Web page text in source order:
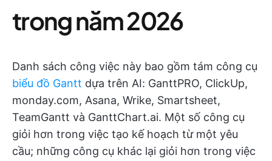
trong năm 2026
Danh sách công việc này bao gồm tám công cụ
biểu đồ Gantt dựa trên AI: GanttPRO, ClickUp,
monday.com, Asana, Wrike, Smartsheet,
TeamGantt và GanttChart.ai. Một số công cụ
giỏi hơn trong việc tạo kế hoạch từ một yêu
cầu; những công cụ khác lại giỏi hơn trong việc